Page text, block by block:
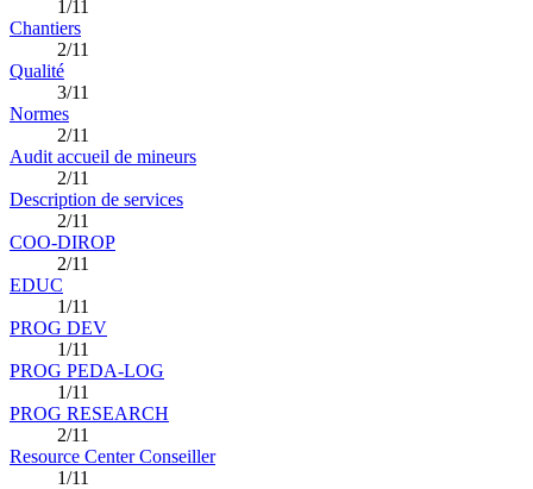
1/11
Chantiers
2/11
Qualité
3/11
Normes
2/11
Audit accueil de mineurs
2/11
Description de services
2/11
COO-DIROP
2/11
EDUC
1/11
PROG DEV
1/11
PROG PEDA-LOG
1/11
PROG RESEARCH
2/11
Resource Center Conseiller
1/11